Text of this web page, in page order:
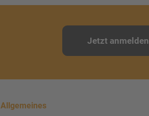
Jetzt anmelden
Allgemeines